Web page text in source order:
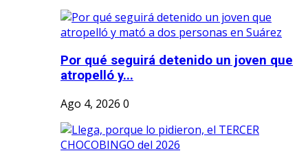
Por qué seguirá detenido un joven que
atropelló y...
Ago 4, 2026 0